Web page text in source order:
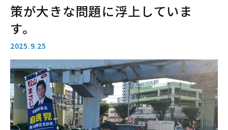
策が大きな問題に浮上していま
す。
2025.9.25